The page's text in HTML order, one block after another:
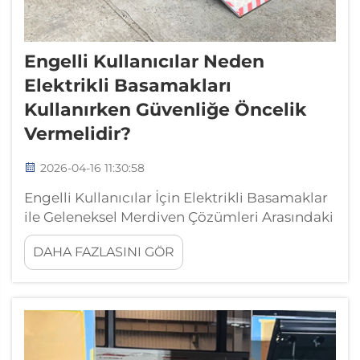
Engelli Kullanıcılar Neden
Elektrikli Basamakları
Kullanırken Güvenliğe Öncelik
Vermelidir?
2026-04-16 11:30:58
Engelli Kullanıcılar İçin Elektrikli Basamaklar
ile Geleneksel Merdiven Çözümleri Arasındaki
Farklar Elektrikli basamaklar, çok fazla yer
kaplayan sabit rampalar veya asansörlerle
karşılaştırıldığında kullanıcılar için çok daha
Standart rampaların ...
DAHA FAZLASINI GÖR